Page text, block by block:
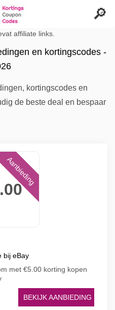
affiliate links.
en kortingscodes -
kortingscodes en
de beste deal en bespaar
Aanbieding
bij eBay
met €5.00 korting kopen
BEKIJK AANBIEDING